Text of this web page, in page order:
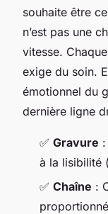
souhaite être
n’est pas une
vitesse.
exige du soin.
émotionnel du
dernière ligne
✅ Gravure
à la lisibilité
✅ Chaîne :